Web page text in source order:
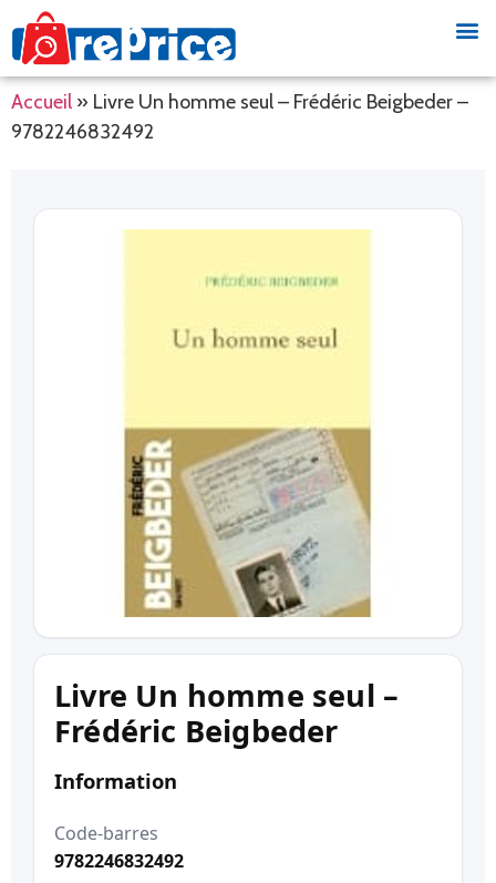
Accueil » Livre Un homme seul – Frédéric Beigbeder –
9782246832492
Livre Un homme seul –
Frédéric Beigbeder
Information
Code-barres
9782246832492